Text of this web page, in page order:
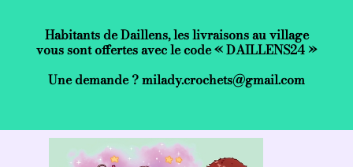
Habitants de Daillens, les livraisons au village
vous sont offertes avec le code « DAILLENS24 »
Une demande ? milady.crochets@gmail.com